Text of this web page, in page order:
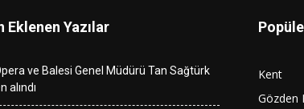
Eklenen Yazılar
ve Balesi Genel Müdürü Tan Sağtürk
alındı
Kent
Gözden